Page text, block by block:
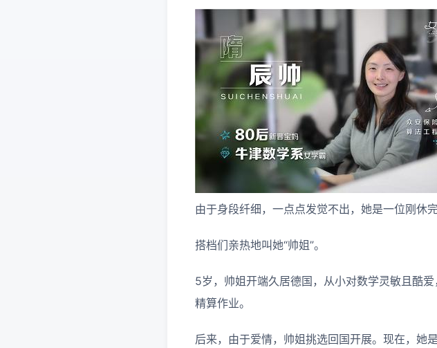
由于身段纤细，一点点发觉不出，她是一位刚休完
搭档们亲热地叫她“帅姐”。
5岁，帅姐开端久居德国，从小对数学灵敏且酷
精算作业。
后来，由于爱情，帅姐挑选回国开展。现在，她